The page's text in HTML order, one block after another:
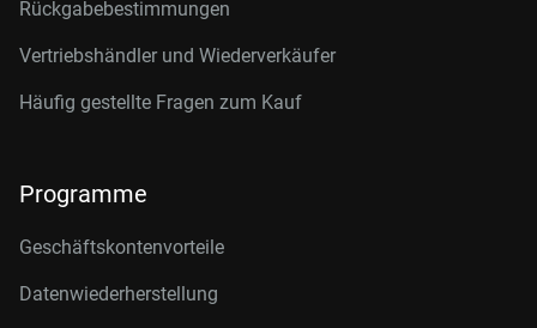
Rückgabebestimmungen
Vertriebshändler und Wiederverkäufer
Häufig gestellte Fragen zum Kauf
Programme
Geschäftskontenvorteile
Datenwiederherstellung